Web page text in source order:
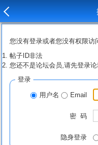
您没有登录或者您没有权限
帖子ID非法
您还不是论坛会员,请先登录
登录
用户名 Email
密 码
隐身登录